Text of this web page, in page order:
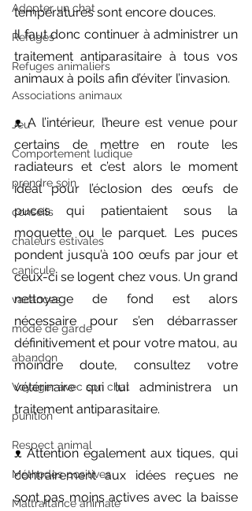
Adopter un chat
Refuges
Refuges animaliers
Associations animaux
Jeu
Comportement ludique
prendre soin
conseils
chaleurs estivales
canicule
vacances
mode de garde
abandon
Voyager avec son chat
punition
Respect animal
Méthodes positives
Maltraitance animale
températures sont encore douces.
Il faut donc continuer à administrer un
traitement antiparasitaire à tous vos
animaux à poils afin d’éviter l’invasion.
ᴥ︎ A l’intérieur, l’heure est venue pour
certains de mettre en route les
radiateurs et c’est alors le moment
idéal pour l’éclosion des œufs de
puces qui patientaient sous la
moquette ou le parquet. Les puces
pondent jusqu’à 100 œufs par jour et
ceux-ci se logent chez vous. Un grand
nettoyage de fond est alors
nécessaire pour s’en débarrasser
définitivement et pour votre matou, au
moindre doute, consultez votre
vétérinaire qui lui administrera un
traitement antiparasitaire.
ᴥ︎ Attention également aux tiques, qui
contrairement aux idées reçues ne
sont pas moins actives avec la baisse